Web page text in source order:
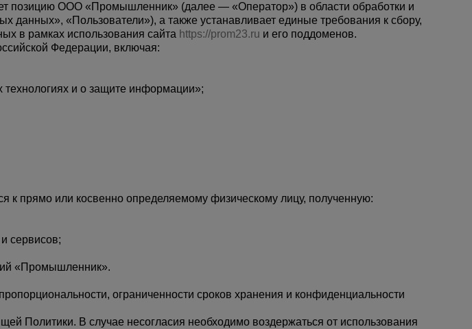
позицию ООО «Промышленник» (далее — «Оператор») в области обработки и
«Пользователи»), а также устанавливает единые требования к сбору,
в рамках использования сайта https://prom23.ru и его поддоменов.
Федерации, включая:
и о защите информации»;
прямо или косвенно определяемому физическому лицу, полученную:
сервисов;
«Промышленник».
ограниченности сроков хранения и конфиденциальности
Политики. В случае несогласия необходимо воздержаться от использования